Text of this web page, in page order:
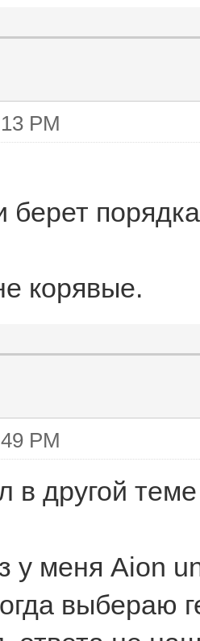
PM
берет
корявые.
PM
в другой
у меня Aion
выбераю